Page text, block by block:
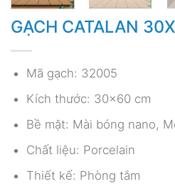
GẠCH CATALAN
Mã gạch: 32005
Kích thước: 30×60 cm
Bề mặt: Mài bóng nano,
Chất liệu: Porcelain
Thiết kế: Phòng tắm